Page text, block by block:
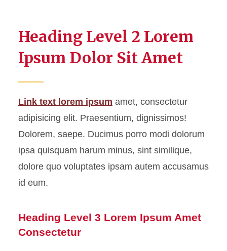
Heading Level 2 Lorem
Ipsum Dolor Sit Amet
Link text lorem ipsum amet, consectetur
adipisicing elit. Praesentium, dignissimos!
Dolorem, saepe. Ducimus porro modi dolorum
ipsa quisquam harum minus, sint similique,
dolore quo voluptates ipsam autem accusamus
id eum.
Heading Level 3 Lorem Ipsum Amet
Consectetur